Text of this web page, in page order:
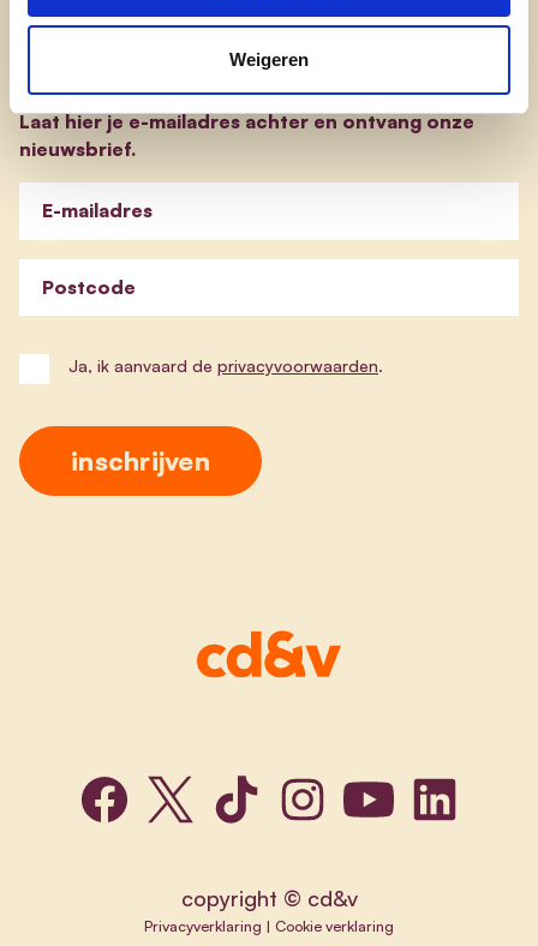
Weigeren
Blijf op de hoogte
Laat hier je e-mailadres achter en ontvang onze
nieuwsbrief.
E-mailadres
Postcode
Ja, ik aanvaard de privacyvoorwaarden.
copyright © cd&v
Privacyverklaring | Cookie verklaring